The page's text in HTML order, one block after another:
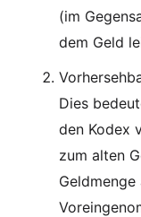
(im
dem Geld
Dies
den Kodex
zum alten